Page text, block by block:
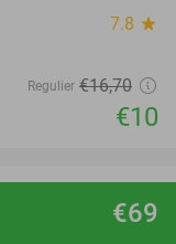
€69
7.8 star
Regulier €16,70
€10
47%